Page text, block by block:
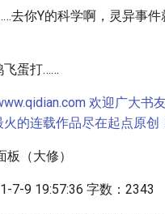
去你Y的科学啊，灵异事
飞蛋打……
欢迎广大书
的连载作品尽在起点原创
（大修）
7-9 19:57:36 字数：2343